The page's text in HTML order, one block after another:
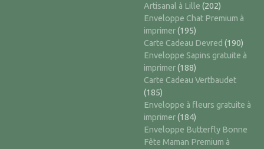
Artisanal à Lille (202)
Enveloppe Chat Premium à
imprimer(195)
Carte Cadeau Devred (190)
Enveloppe Sapins gratuite à
imprimer(188)
Carte Cadeau Vertbaudet
(185)
Enveloppe à fleurs gratuite à
imprimer(184)
Enveloppe Butterfly Bonne
Fête Maman Premium à